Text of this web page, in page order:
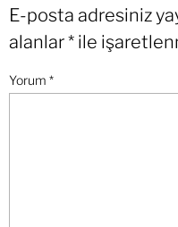
E-posta adresiniz
alanlar* ile
Yorum *